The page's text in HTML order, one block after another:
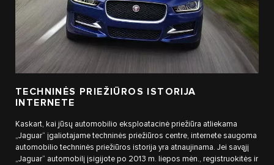
TECHNINĖS PRIEŽIŪROS ISTORIJA
INTERNETE
Kaskart, kai jūsų automobilio eksploatacinė priežiūra atliekama
„Jaguar“ įgaliotajame techninės priežiūros centre, internete saugoma
automobilio techninės priežiūros istorija yra atnaujinama. Jei savąjį
„Jaguar“ automobilį įsigijote po 2013 m. liepos mėn., registruokitės ir